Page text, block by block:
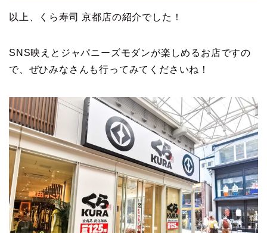
以上、くら寿司 京都店の紹介でした！
SNS映えとジャパニーズモダンが楽しめるお店ですの
で、ぜひみなさんも行ってみてくださいね！